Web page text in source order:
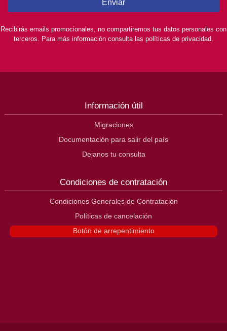
Enviar
Recibirás emails promocionales, no compartiremos tus datos personales con
terceros. Para más información consulta las políticas de privacidad.
Información útil
Migraciones
Documentación para salir del país
Dejanos tu consulta
Condiciones de contratación
Condiciones Generales de Contratación
Políticas de cancelación
Botón de arrepentimiento